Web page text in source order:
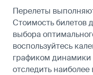
Перелеты
Стоимость билетов
выбора
воспользуйтесь
графиком динамики
отследить